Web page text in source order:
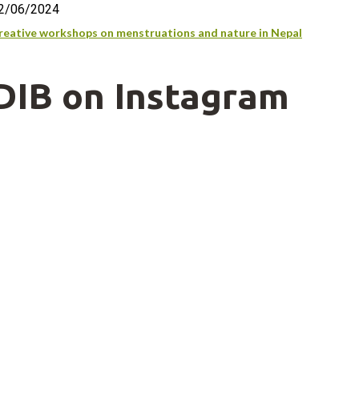
06/2024
workshops on menstruations and nature in Nepal
on Instagram